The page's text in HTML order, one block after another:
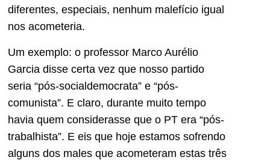
diferentes, especiais, nenhum malefício igual
nos acometeria.
Um exemplo: o professor Marco Aurélio
Garcia disse certa vez que nosso partido
seria “pós-socialdemocrata” e “pós-
comunista”. E claro, durante muito tempo
havia quem considerasse que o PT era “pós-
trabalhista”. E eis que hoje estamos sofrendo
alguns dos males que acometeram estas três